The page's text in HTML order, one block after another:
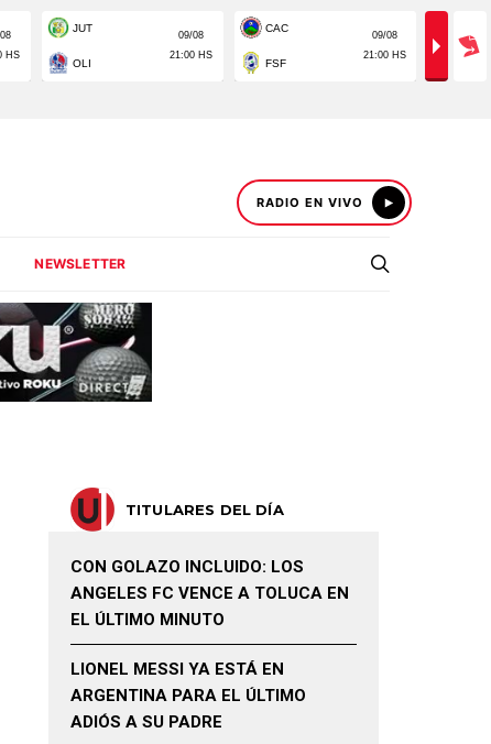
RADIO EN VIVO
NEWSLETTER
TITULARES DEL DÍA
CON GOLAZO INCLUIDO: LOS
ANGELES FC VENCE A TOLUCA EN
EL ÚLTIMO MINUTO
LIONEL MESSI YA ESTÁ EN
ARGENTINA PARA EL ÚLTIMO
ADIÓS A SU PADRE